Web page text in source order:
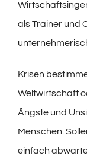
als Trainer und
Krisen
Weltwirtschaft
Ängste und
Menschen.
einfach